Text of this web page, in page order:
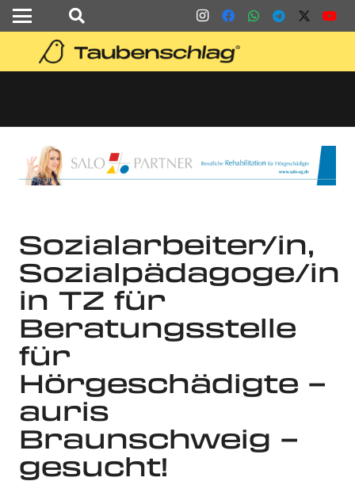
Sozialarbeiter/in,
Sozialpädagoge/in
in TZ für
Beratungsstelle
für
Hörgeschädigte –
auris
Braunschweig –
gesucht!